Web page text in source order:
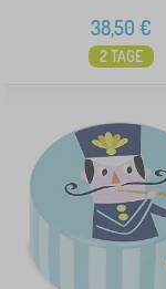
38,50 €
2 TAGE